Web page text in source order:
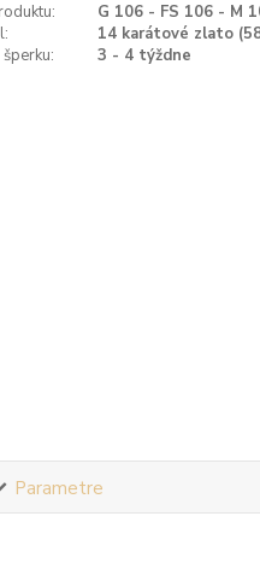
G 106 - FS 106 - M
14 karátové zlato
3 - 4 týždne
Parametre